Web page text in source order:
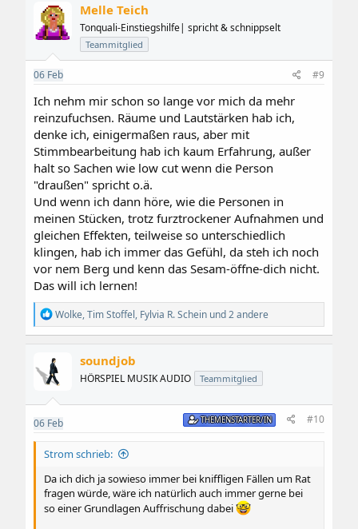
t
i
o
e
n
Melle Teich
Tonquali-Einstiegshilfe| spricht & schnippselt
Teammitglied
06 Feb #9
Ich nehm mir schon so lange vor mich da mehr
reinzufuchsen. Räume und Lautstärken hab ich,
denke ich, einigermaßen raus, aber mit
Stimmbearbeitung hab ich kaum Erfahrung, außer
halt so Sachen wie low cut wenn die Person
"draußen" spricht o.ä.
Und wenn ich dann höre, wie die Personen in
meinen Stücken, trotz furztrockener Aufnahmen und
gleichen Effekten, teilweise so unterschiedlich
klingen, hab ich immer das Gefühl, da steh ich noch
vor nem Berg und kenn das Sesam-öffne-dich nicht.
Das will ich lernen!
R
e
a
t
i
o
n
n
Wolke,Tim Stoffel, Fylvia R. Schein und 2 andere
soundjob
HÖRSPIEL MUSIK AUDIO Teammitglied
06 Feb THEMENSTARTER/IN #10
Strom schrieb:
Da ich dich ja sowieso immer bei kniffligen Fällen um Rat
fragen würde, wäre ich natürlich auch immer gerne bei
so einer Grundlagen Auffrischung dabei